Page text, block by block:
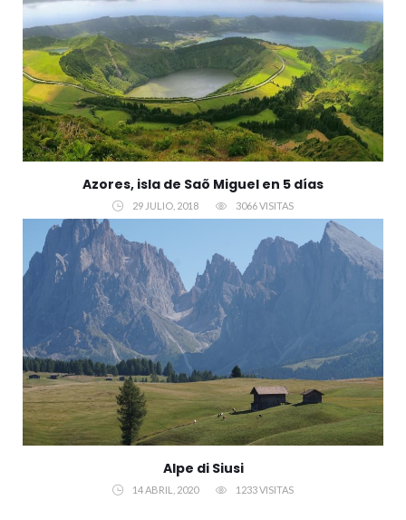
Azores, isla de Saõ Miguel en 5 días
29 JULIO, 2018 3066 VISITAS
Alpe di Siusi
14 ABRIL, 2020 1233 VISITAS